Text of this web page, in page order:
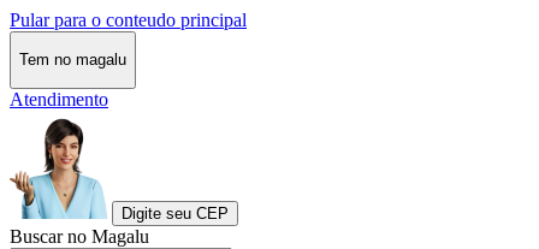
Pular para o conteudo principal
Tem no magalu
Atendimento
Digite seu CEP
Buscar no Magalu